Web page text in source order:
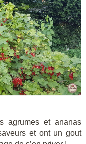
agrumes et ananas
et ont un gout